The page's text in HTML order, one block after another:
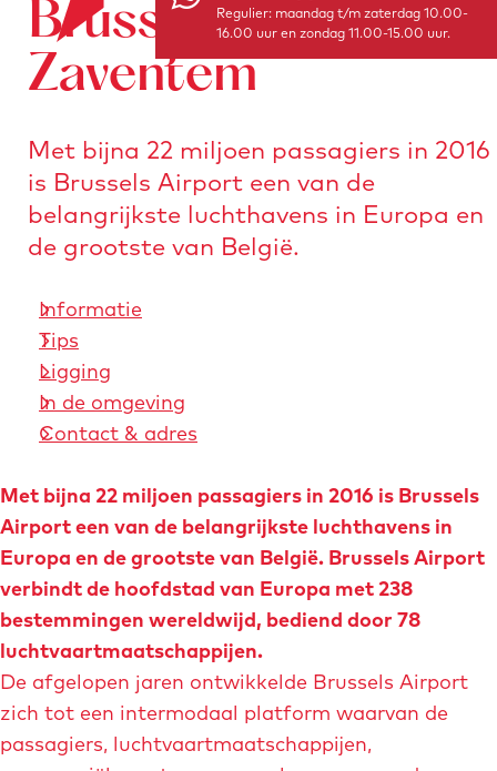
Regulier: maandag t/m zaterdag 10.00-
16.00 uur en zondag 11.00-15.00 uur.
a
a
d
e
h
o
e
p
a
g
e
Brussels Airport
Zaventem
Met bijna 22 miljoen passagiers in 2016
is Brussels Airport een van de
belangrijkste luchthavens in Europa en
de grootste van België.
o
r
s
u
r
e
n
Informatie
Tips
Ligging
In de omgeving
Contact & adres
Met bijna 22 miljoen passagiers in 2016 is Brussels
Airport een van de belangrijkste luchthavens in
Europa en de grootste van België. Brussels Airport
verbindt de hoofdstad van Europa met 238
bestemmingen wereldwijd, bediend door 78
luchtvaartmaatschappijen.
De afgelopen jaren ontwikkelde Brussels Airport
zich tot een intermodaal platform waarvan de
passagiers, luchtvaartmaatschappijen,